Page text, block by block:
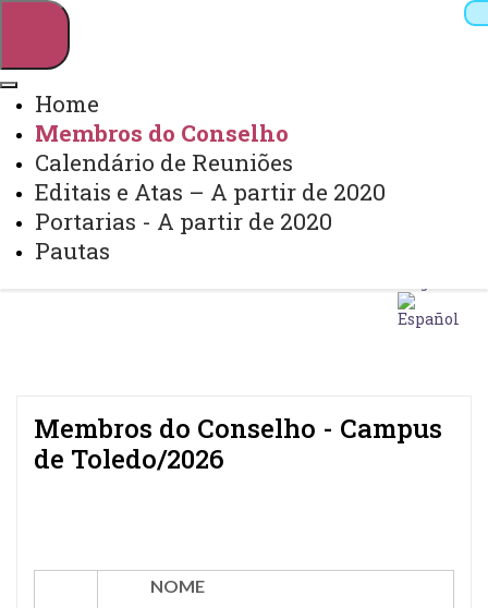
Webmail Sistemas
Telefones
Home
Membros do Conselho
Calendário de Reuniões
Editais e Atas – A partir de 2020
Portarias - A partir de 2020
Pautas
Membros do Conselho - Campus
de Toledo/2026
NOME